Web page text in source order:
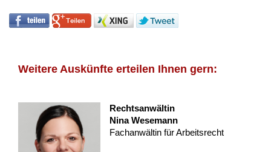
Weitere Auskünfte erteilen Ihnen gern:
Rechtsanwältin
Nina Wesemann
Fachanwältin für Arbeitsrecht